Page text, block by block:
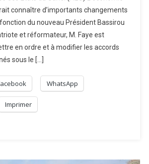
connaître d’importants changements
du nouveau Président Bassirou
et réformateur, M. Faye est
en ordre et à modifier les accords
sous le […]
WhatsApp
Imprimer